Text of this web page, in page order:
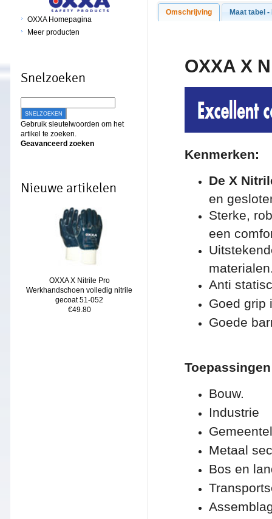
OXXA Homepagina
Meer producten
Snelzoeken
SNELZOEKEN
Gebruik sleutelwoorden om het
artikel te zoeken.
Geavanceerd zoeken
Nieuwe artikelen
OXXA X Nitrile Pro
Werkhandschoen volledig nitrile
gecoat 51-052
€49.80
Omschrijving Maat tabel -
OXXA X
Kenmerken:
De X
en
Sterke,
een
Anti
Goed grip
Goede
Bouw.
Industrie
Metaal
Bos en